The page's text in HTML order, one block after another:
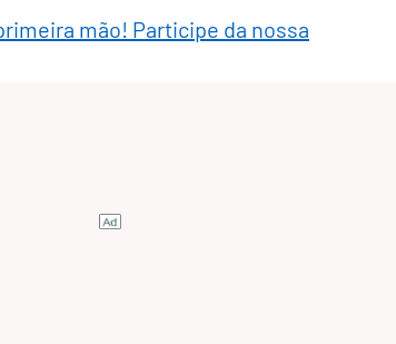
mão! Participe da nossa